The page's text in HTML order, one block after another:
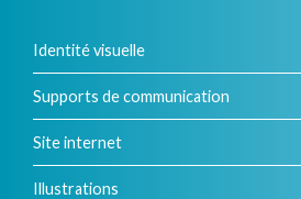
Identité visuelle
Supports de communication
Site internet
Illustrations